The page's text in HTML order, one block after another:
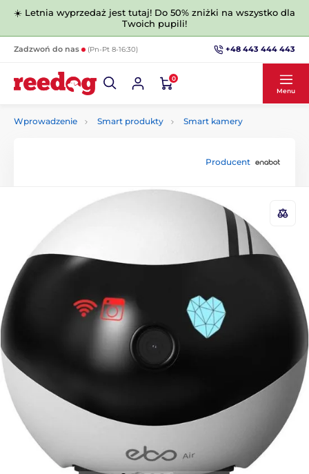
☀️ Letnia wyprzedaż jest tutaj! Do 50% zniżki na wszystko dla
Twoich pupili!
Zadzwoń do nas (Pn-Pt 8-16:30) +48 443 444 443
0
Menu
Wprowadzenie Smart produkty Smart kamery
Producent